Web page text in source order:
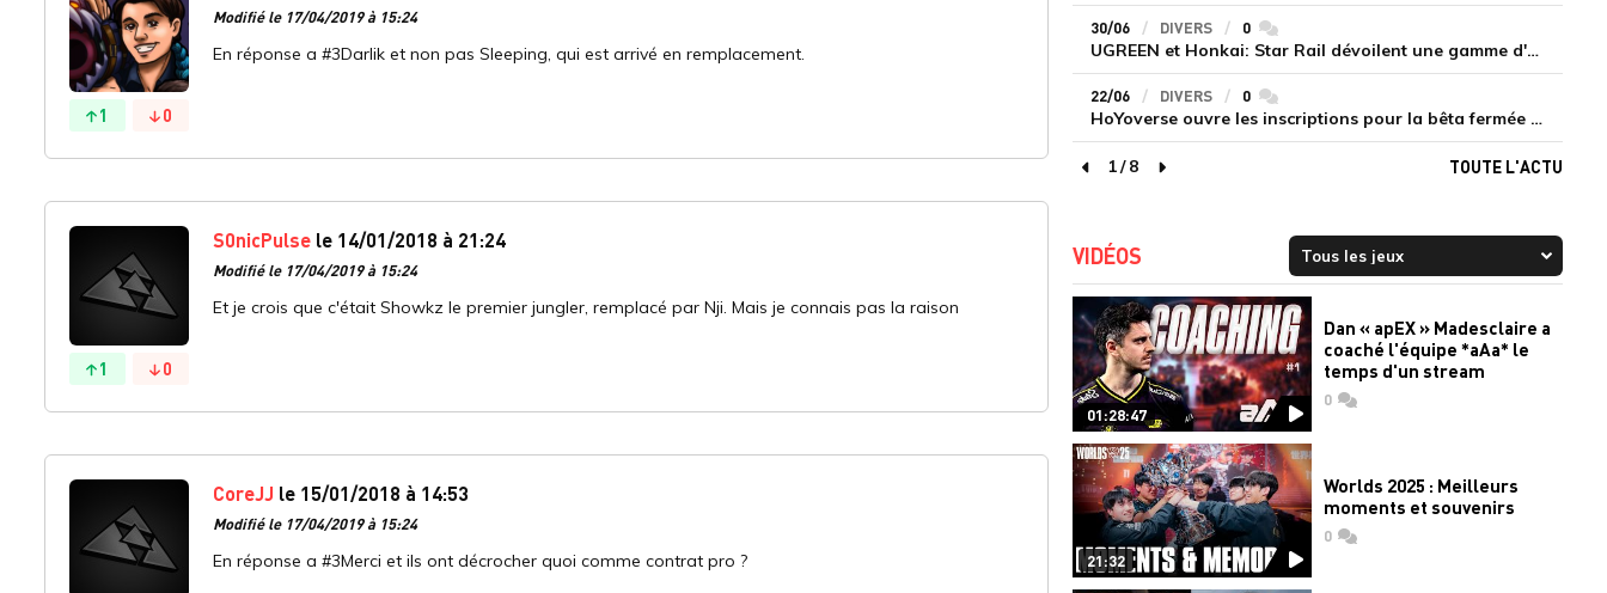
1 0
Modifié le 17/04/2019 à 15:24
En réponse a #3Darlik et non pas Sleeping, qui est arrivé en remplacement.
1 0
S0nicPulse le 14/01/2018 à 21:24
Modifié le 17/04/2019 à 15:24
Et je crois que c'était Showkz le premier jungler, remplacé par Nji. Mais je connais pas la raison
CoreJJ le 15/01/2018 à 14:53
Modifié le 17/04/2019 à 15:24
En réponse a #3Merci et ils ont décrocher quoi comme contrat pro ?
30/06 DIVERS 0commentaires
UGREEN et Honkai: Star Rail dévoilent une gamme d'accessoires de recharge en édition limitée
22/06 DIVERS 0commentaires
HoYoverse ouvre les inscriptions pour la bêta fermée de Honkai : Nexus Anima
page précédente
1/8
page suivante
TOUTE L'ACTU
VIDÉOS
01:28:47
Dan « apEX » Madesclaire a
coaché l'équipe *aAa* le
temps d'un stream
0commentaires
21:32
Worlds 2025 : Meilleurs
moments et souvenirs
0commentaires